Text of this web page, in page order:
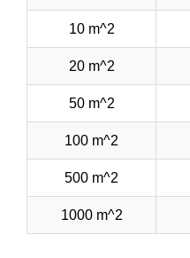
10 m^2
20 m^2
50 m^2
100 m^2
500 m^2
1000 m^2